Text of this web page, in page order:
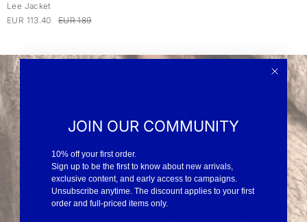
Lee Jacket
EUR 113.40
EUR 189
JOIN OUR COMMUNITY
10% off your first order.
Sign up to be the first to know about new arrivals,
exclusive content, and early access to campaigns.
Unsubscribe anytime. The discount applies to your first
order and full-priced items only.